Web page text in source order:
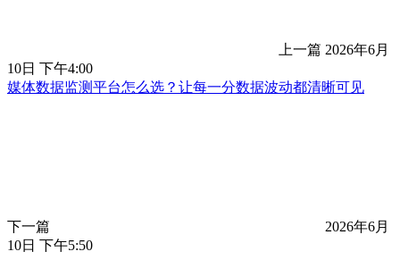
上一篇 2026年6月
10日 下午4:00
媒体数据监测平台怎么选？让每一分数据波动都清晰可见
下一篇
2026年6月
10日 下午5:50